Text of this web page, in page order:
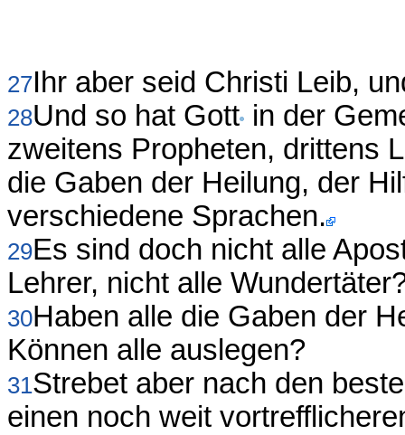
27Ihr aber seid Christi Leib,
28Und so hat Gott in der
zweitens Propheten, drittens
die Gaben der Heilung, der
verschiedene Sprachen.
29Es sind doch nicht alle
Lehrer, nicht alle
30Haben alle die Gaben der
Können alle auslegen?
31Strebet aber nach den
einen noch weit